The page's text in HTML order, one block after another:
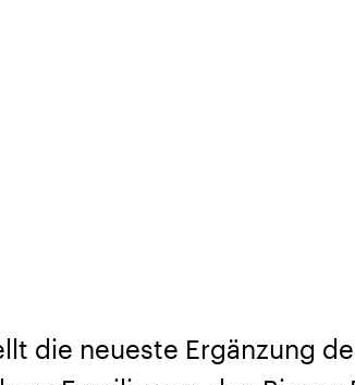
die neueste Ergänzung